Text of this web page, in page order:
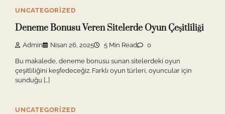
UNCATEGORIZED
Deneme Bonusu Veren Sitelerde Oyun Çeşitliliği
Admin Nisan 26, 2025 5 Min Read 0
Bu makalede, deneme bonusu sunan sitelerdeki oyun
çeşitliliğini keşfedeceğiz. Farklı oyun türleri, oyuncular için
sunduğu […]
UNCATEGORIZED